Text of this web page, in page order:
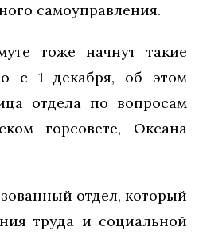
самоуправления.
тоже начнут такие
с 1 декабря, об этом
отдела по вопросам
горсовете, Оксана
отдел, который
труда и социальной